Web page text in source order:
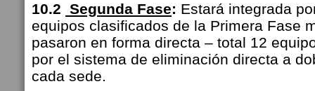
10.2 Segunda Fase: Estará integrada
equipos clasificados de la Primera Fase
pasaron en forma directa – total 12
por el sistema de eliminación directa a
cada sede.